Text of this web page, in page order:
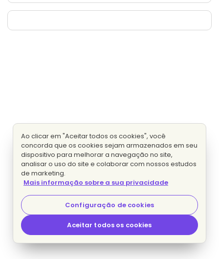
Ao clicar em "Aceitar todos os cookies", você
concorda que os cookies sejam armazenados em seu
dispositivo para melhorar a navegação no site,
analisar o uso do site e colaborar com nossos estudos
de marketing.
Mais informação sobre a sua privacidade
Configuração de cookies
Aceitar todos os cookies